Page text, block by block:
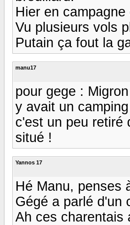
Hier en
Vu plusieurs vols
Putain ça fout la
manu17
pour gege :
y avait un
c'est un peu retiré
situé !
Yannos 17
Hé Manu, penses
Gégé a parlé d'un
Ah ces charentais